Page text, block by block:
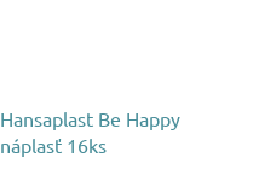
Hansaplast Be Happy
náplasť 16ks